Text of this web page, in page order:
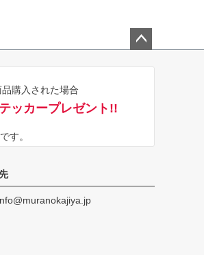
購入された場合
ッカープレゼント!!
す。